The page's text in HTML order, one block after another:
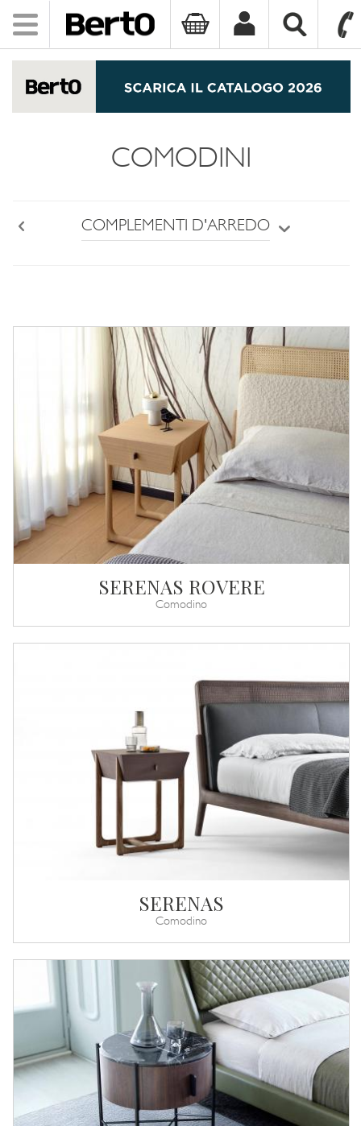
Toggle
navigation
COMODINI
COMPLEMENTI D'ARREDO
SERENAS ROVERE
Comodino
SERENAS
Comodino